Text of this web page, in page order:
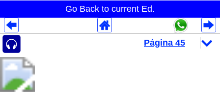
Go Back to current Ed.
Despliegues Analytics
Despliegues Totales
Despliegues por Rubros